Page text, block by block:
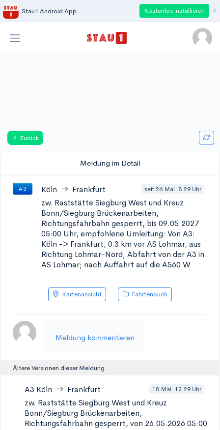
Stau1 Android App Kostenlos installieren ×
Zurück
Meldung im Detail
A 3 Köln Frankfurt seit 26.Mai. 8:29 Uhr
zw. Raststätte Siegburg West und Kreuz
Bonn/Siegburg Brückenarbeiten,
Richtungsfahrbahn gesperrt, bis 09.05.2027
05:00 Uhr, empfohlene Umleitung: Von A3:
Köln -> Frankfurt, 0.3 km vor AS Lohmar, aus
Richtung Lohmar-Nord; Abfahrt von der A3 in
AS Lohmar; nach Auffahrt auf die A560 W
Kartenansicht Fahrtenbuch
Meldung kommentieren
Ältere Versionen dieser Meldung:
A3 Köln Frankfurt 18.Mai. 12:29 Uhr
zw. Raststätte Siegburg West und Kreuz
Bonn/Siegburg Brückenarbeiten,
Richtungsfahrbahn gesperrt, von 26.05.2026 05:00